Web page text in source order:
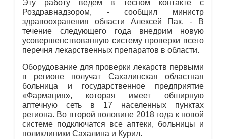
Эту работу ведем в тесном контакте с
Роздравнадзором, - сообщил министр
здравоохранения области Алексей Пак. - В
течение следующего года внедрим новую
усовершенствованную систему проверки всего
перечня лекарственных препаратов в области.
Оборудование для проверки лекарств первыми
в регионе получат Сахалинская областная
больница и государственное предприятие
«Фармация», которая имеет обширную
аптечную сеть в 17 населенных пунктах
региона. Во второй половине 2018 года к новой
системе подключатся все аптеки, больницы и
поликлиники Сахалина и Курил.